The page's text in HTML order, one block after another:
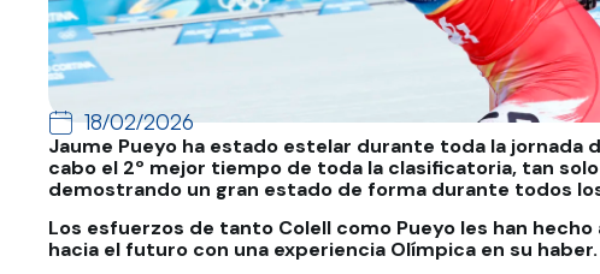
18/02/2026
Jaume Pueyo ha estado estelar durante toda la jornada
cabo el 2º mejor tiempo de toda la clasificatoria, tan
demostrando un gran estado de forma durante todos
Los esfuerzos de tanto Colell como Pueyo les han hecho
hacia el futuro con una experiencia Olímpica en su haber.